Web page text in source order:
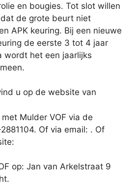
en bougies. Tot slot willen
de grote beurt niet
APK keuring. Bij een nieuwe
de eerste 3 tot 4 jaar
wordt het een jaarlijks
u op de website van
Mulder VOF via de
Of via email: . Of
op: Jan van Arkelstraat 9